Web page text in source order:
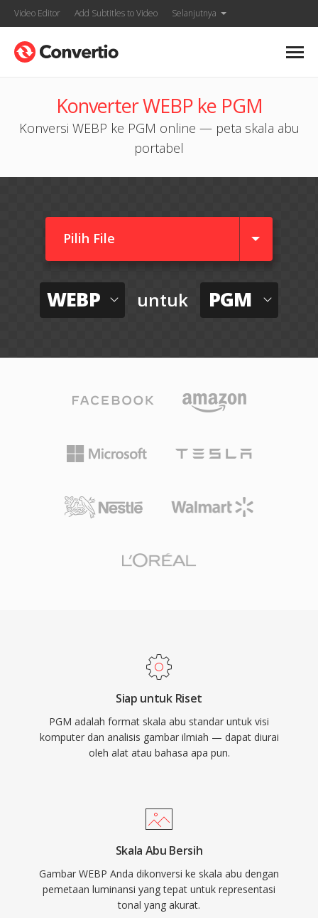
Video Editor Add Subtitles to Video Selanjutnya
Konverter WEBP ke PGM
Konversi WEBP ke PGM online — peta skala abu
portabel
Pilih File
WEBP untuk PGM
Siap untuk Riset
PGM adalah format skala abu standar untuk visi
komputer dan analisis gambar ilmiah — dapat diurai
oleh alat atau bahasa apa pun.
Skala Abu Bersih
Gambar WEBP Anda dikonversi ke skala abu dengan
pemetaan luminansi yang tepat untuk representasi
tonal yang akurat.